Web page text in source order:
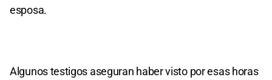
esposa.
Algunos testigos aseguran haber visto por esas horas